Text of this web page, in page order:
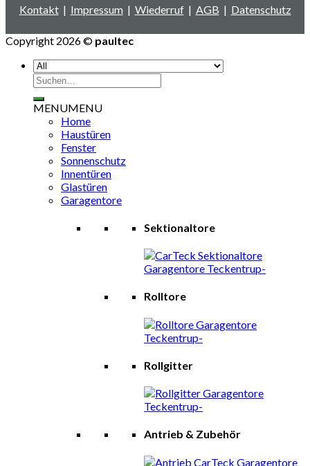
Kontakt| Impressum | Wiederruf| AGB | Datenschutz
Copyright 2026 © paultec
Suchen
nach:
MENUMENU
Home
Haustüren
Fenster
Sonnenschutz
Innentüren
Glastüren
Garagentore
Sektionaltore
Rolltore
Rollgitter
Antrieb & Zubehör